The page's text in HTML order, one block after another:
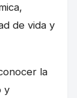
de vida y
la
y